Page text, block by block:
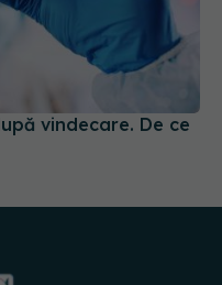
vindecare. De ce
PE: